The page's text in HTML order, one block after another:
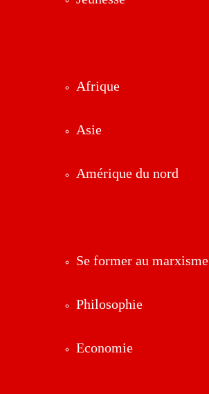
Afrique
Asie
Amérique du nord
Se former au marxisme
Philosophie
Economie